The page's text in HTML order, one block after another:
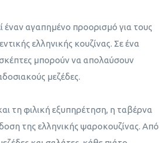
αγαπημένο προορισμό για τους
ελληνικής κουζίνας. Σε ένα
μπορούν να απολαύσουν
μεζέδες.
τη φιλική εξυπηρέτηση, η ταβέρνα
της ελληνικής ψαροκουζίνας. Από